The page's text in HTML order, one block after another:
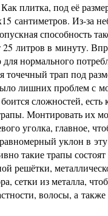
плитка, под её
сантиметров. Из-за
способность
литров в минуту.
для нормального
точечный трап под
лишних проблем с
сложностей, есть
Монтировать их
уголка, главное,
уклон в
такие трапы состоят
решётки,
сетки из металла,
волосы, а также